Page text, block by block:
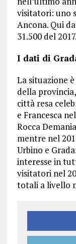
visitatori: uno
Ancona. Qui
31.500 del
I dati di
La situazione
della
città resa
e Francesca
Rocca
mentre nel
Urbino e
interesse in
visitatori nel
totali a livello